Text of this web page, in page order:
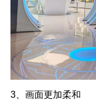
3、画面更加柔和